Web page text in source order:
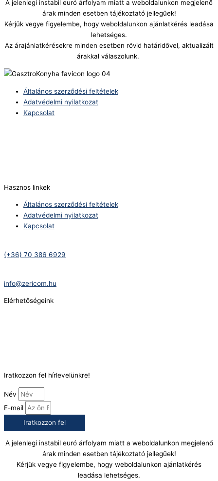
A jelenlegi instabil euró árfolyam miatt a weboldalunkon megjelenő
árak minden esetben tájékoztató jellegűek!
Kérjük vegye figyelembe, hogy weboldalunkon ajánlatkérés leadása
lehetséges.
Az árajánlatkérésekre minden esetben rövid határidővel, aktualizált
árakkal válaszolunk.
Általános szerződési feltételek
Adatvédelmi nyilatkozat
Kapcsolat
Hasznos linkek
Általános szerződési feltételek
Adatvédelmi nyilatkozat
Kapcsolat
(+36) 70 386 6929
info@zericom.hu
Elérhetőségeink
Iratkozzon fel hírlevelünkre!
Név
E-mail
Iratkozzon fel
A jelenlegi instabil euró árfolyam miatt a weboldalunkon megjelenő
árak minden esetben tájékoztató jellegűek!
Kérjük vegye figyelembe, hogy weboldalunkon ajánlatkérés
leadása lehetséges.